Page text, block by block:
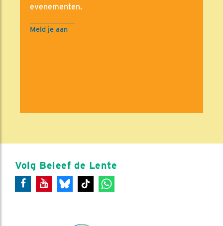
evenementen.
Meld je aan
Volg Beleef de Lente